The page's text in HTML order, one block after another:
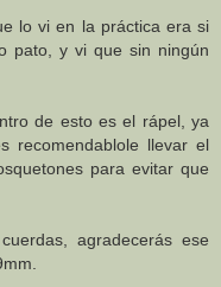
lo vi en la práctica era si
pato, y vi que sin ningún
de esto es el rápel, ya
recomendablole llevar el
para evitar que
agradecerás ese